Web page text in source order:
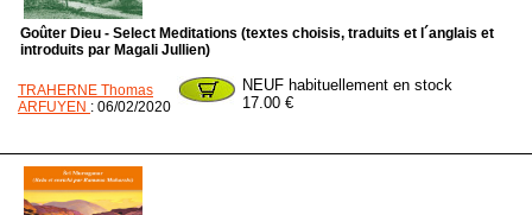
Goûter Dieu - Select Meditations (textes choisis, traduits et l´anglais et
introduits par Magali Jullien)
TRAHERNE Thomas
ARFUYEN : 06/02/2020
NEUF habituellement en stock
17.00 €